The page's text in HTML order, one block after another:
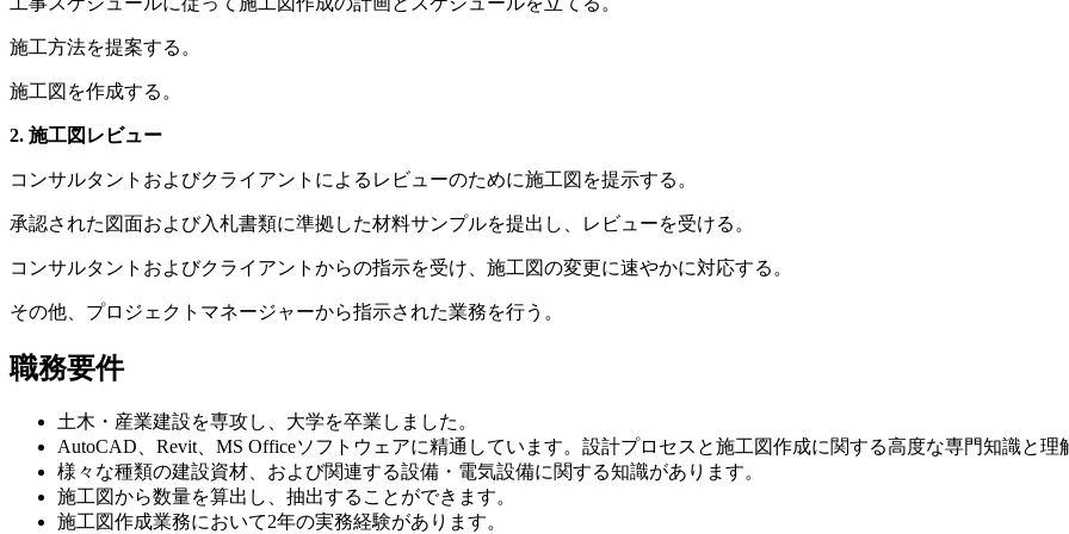
施工方法を提案する。
施工図を作成する。
2. 施工図レビュー
コンサルタントおよびクライアントによるレビューのために施工図を提示する。
承認された図面および入札書類に準拠した材料サンプルを提出し、レビューを受ける。
コンサルタントおよびクライアントからの指示を受け、施工図の変更に速やかに対応する。
その他、プロジェクトマネージャーから指示された業務を行う。
職務要件
土木・産業建設を専攻し、大学を卒業しました。
AutoCAD、Revit、MS Officeソフトウェアに精通しています。設計プロセスと施工図作成に関する高度な専門知識と理
様々な種類の建設資材、および関連する設備・電気設備に関する知識があります。
施工図から数量を算出し、抽出することができます。
施工図作成業務において2年の実務経験があります。